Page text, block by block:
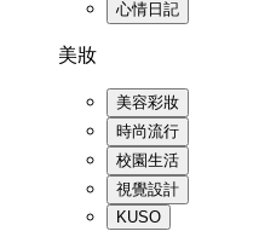
心情日記
美妝
美容彩妝
時尚流行
校園生活
視覺設計
KUSO